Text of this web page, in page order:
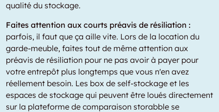
qualité du stockage.
Faites attention aux courts préavis de résiliation :
parfois, il faut que ça aille vite. Lors de la location du
garde-meuble, faites tout de même attention aux
préavis de résiliation pour ne pas avoir à payer pour
votre entrepôt plus longtemps que vous n'en avez
réellement besoin. Les box de self-stockage et les
espaces de stockage qui peuvent être loués directement
sur la plateforme de comparaison storabble se